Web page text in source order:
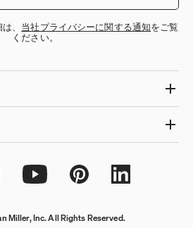
、 当社プライバシーに関する通知をご覧
ください。
Miller, Inc. All Rights Reserved.